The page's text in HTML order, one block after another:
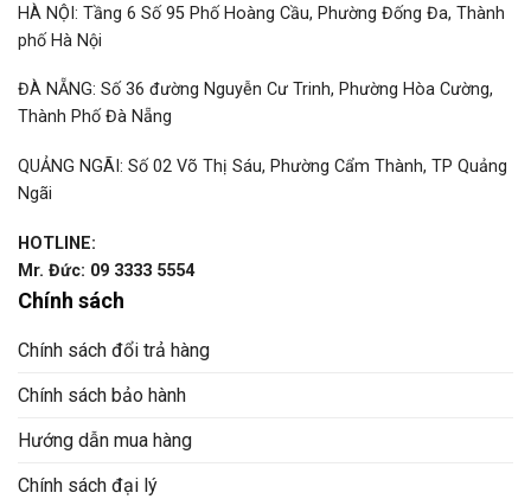
HÀ NỘI: Tầng 6 Số 95 Phố Hoàng Cầu, Phường Đống Đa, Thành
phố Hà Nội
ĐÀ NẴNG: Số 36 đường Nguyễn Cư Trinh, Phường Hòa Cường,
Thành Phố Đà Nẵng
QUẢNG NGÃI: Số 02 Võ Thị Sáu, Phường Cẩm Thành, TP Quảng
Ngãi
HOTLINE:
Mr. Đức: 09 3333 5554
Chính sách
Chính sách đổi trả hàng
Chính sách bảo hành
Hướng dẫn mua hàng
Chính sách đại lý